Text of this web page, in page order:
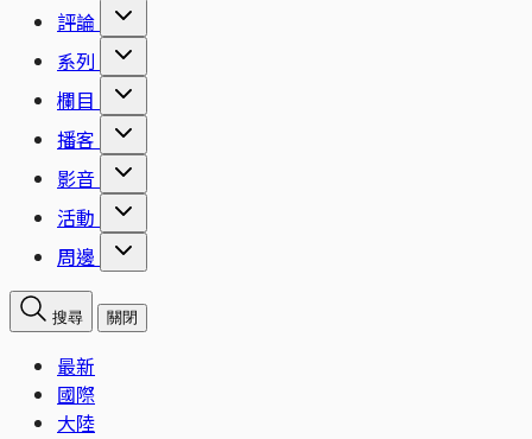
評論
系列
欄目
播客
影音
活動
周邊
搜尋 關閉
最新
國際
大陸